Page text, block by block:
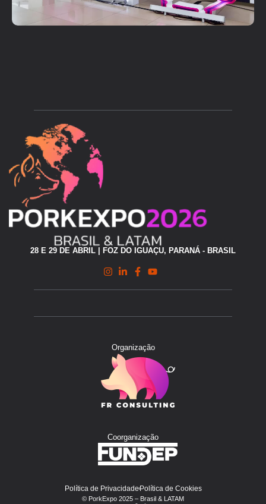
28 E 29 DE ABRIL | FOZ DO IGUAÇU, PARANÁ - BRASIL
Organização
Coorganização
Política de PrivacidadePolítica de Cookies
© PorkExpo 2025 – Brasil & LATAM